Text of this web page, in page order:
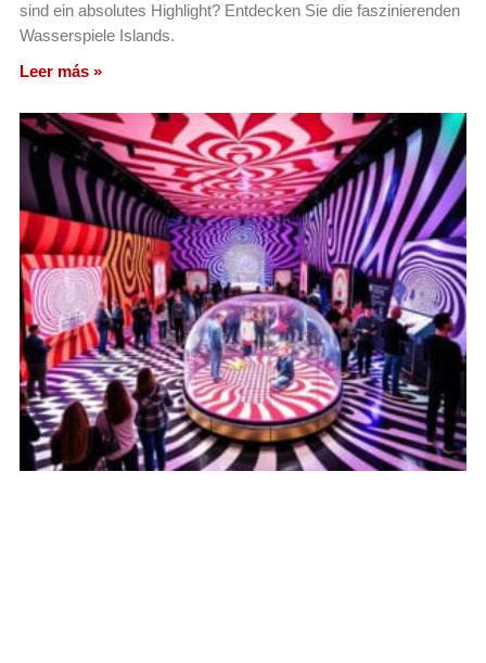
sind ein absolutes Highlight? Entdecken Sie die faszinierenden
Wasserspiele Islands.
Leer más »